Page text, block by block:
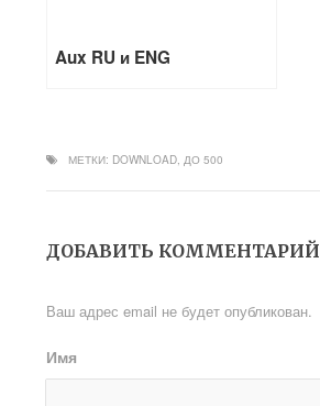
Aux RU и ENG
МЕТКИ: DOWNLOAD,ДО 500
ДОБАВИТЬ КОММЕНТАРИЙ
Ваш адрес email не будет опубликован.
Имя